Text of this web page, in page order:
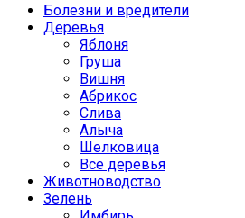
Болезни и вредители
Деревья
Яблоня
Груша
Вишня
Абрикос
Слива
Алыча
Шелковица
Все деревья
Животноводство
Зелень